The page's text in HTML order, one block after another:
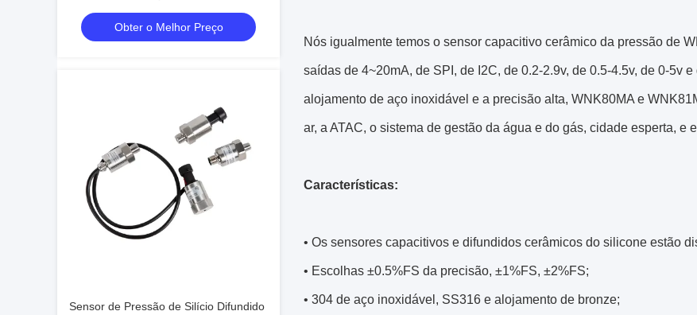
materiais de carcaça SS304
resistentes à corrosão
Obter o Melhor Preço
Sensor de Pressão de Silício Difundido
Nós igualmente temos o sensor capacitivo cerâmico da pressão de
saídas de 4~20mA, de SPI, de I2C, de 0.2-2.9v, de 0.5-4.5v, de 0-5v
alojamento de aço inoxidável e a precisão alta, WNK80MA e
ar, a ATAC, o sistema de gestão da água e do gás, cidade esperta, e
Características:
• Os sensores capacitivos e difundidos cerâmicos do silicone estão
• Escolhas ±0.5%FS da precisão, ±1%FS, ±2%FS;
• 304 de aço inoxidável, SS316 e alojamento de bronze;